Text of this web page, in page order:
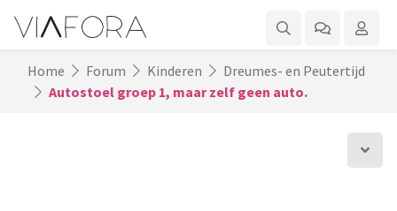
Home Forum Kinderen
Dreumes- en Peutertijd
Autostoel groep 1, maar zelf geen auto.